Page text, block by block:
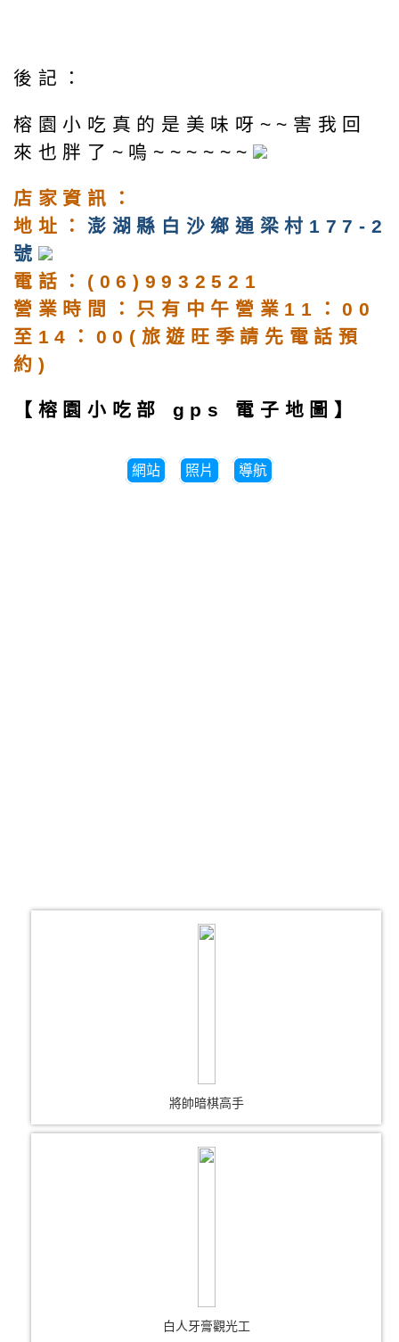
後記：
榕園小吃真的是美味呀~~害我回
來也胖了~嗚~~~~~~
店家資訊：
地址： 澎 湖縣白沙鄉通梁村177-2
號
電話：(06)9932521
營業時間：只有中午營業11：00
至14：00(旅遊旺季請先電話預
約)
【榕園小吃部 gps 電子地圖】
網站 照片 導航
將帥暗棋高手
白人牙膏觀光工